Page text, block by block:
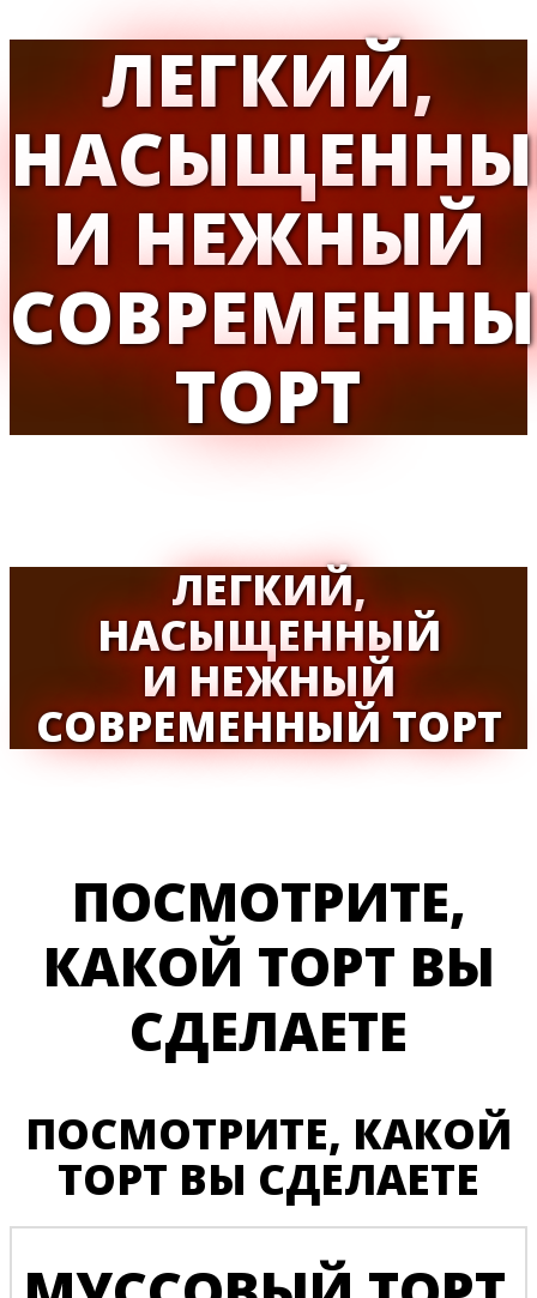
ЛЕГКИЙ,
И НЕЖНЫЙ
ТОРТ
ЛЕГКИЙ,
НАСЫЩЕННЫЙ
И НЕЖНЫЙ
СОВРЕМЕННЫЙ ТОРТ
ПОСМОТРИТЕ,
КАКОЙ ТОРТ ВЫ
СДЕЛАЕТЕ
ПОСМОТРИТЕ, КАКОЙ
ТОРТ ВЫ СДЕЛАЕТЕ